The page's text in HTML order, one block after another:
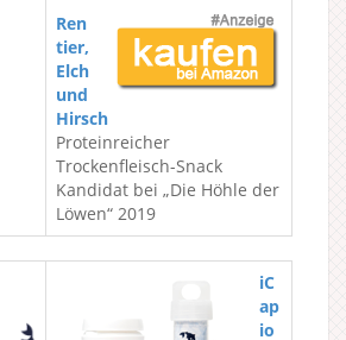
Ren
tier,
Elch
und
Hirsch
Proteinreicher
Trockenfleisch-Snack
Kandidat bei „Die Höhle der
Löwen“ 2019
iC
ap
io